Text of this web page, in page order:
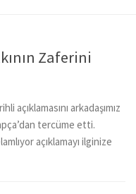
Zaferini
açıklamasını arkadaşımız
tercüme etti.
açıklamayı ilginize